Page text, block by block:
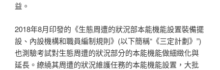
益。
2018年8月印發的《生態周遭的狀況部本能機能設置裝備擺
設、內設機構和職員編制規則》(以下簡稱“《三定計劃》”)
也測驗考試對生態周遭的狀況部分的本能機能做細緻化與
延長。繚繞其周遭的狀況維護任務的本能機能設置，大批